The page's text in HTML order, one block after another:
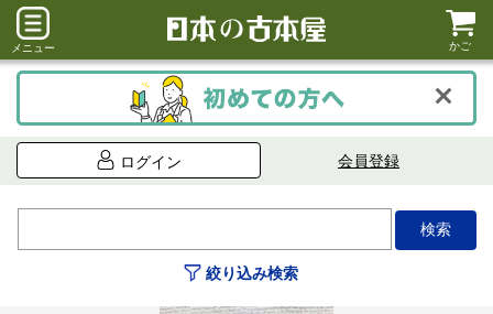
メニュー かご
ログイン 会員登録
絞り込み検索